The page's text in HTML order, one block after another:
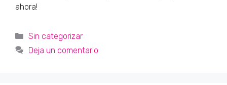
ahora!
Categorías
Sin categorizar
Deja un comentario